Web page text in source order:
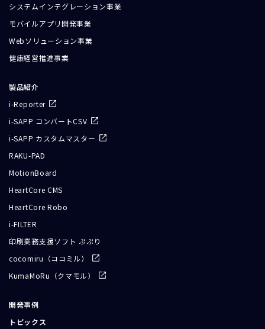
システムインテグレーション事業
モバイルアプリ開発事業
Webソリューション事業
健康経営推進事業
製品紹介
i-Reporter
i-SAPP コンバートCSV
i-SAPP カスタムマスター
RAKU-PAD
MotionBoard
HeartCore CMS
HeartCore Robo
i-FILTER
印刷業務支援ソフト ぷぷり
cocomiru（ココミル）
KumaMoRu（クマモル）
開発事例
トピックス